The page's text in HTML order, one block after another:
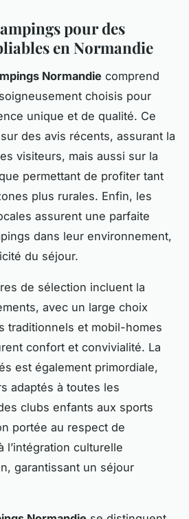
pour des
en Normandie
Normandie comprend
choisis pour
unique et de qualité. Ce
des avis récents, assurant la
visiteurs, mais aussi sur la
permettant de profiter tant
plus rurales. Enfin, les
assurent une parfaite
dans leur environnement,
du séjour.
de sélection incluent la
avec un large choix
traditionnels et mobil-homes
confort et convivialité. La
est également primordiale,
adaptés à toutes les
clubs enfants aux sports
portée au respect de
l’intégration culturelle
garantissant un séjour